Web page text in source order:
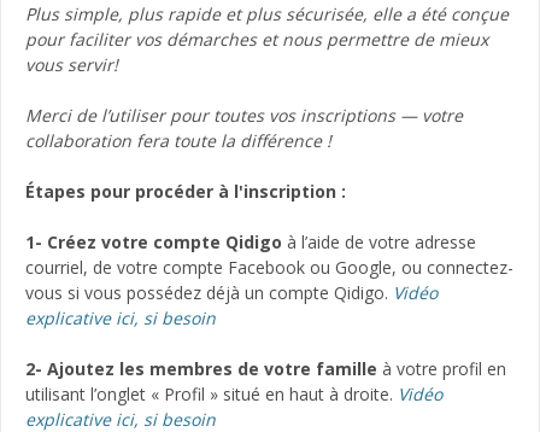
Plus simple, plus rapide et plus sécurisée, elle a été conçue
pour faciliter vos démarches et nous permettre de mieux
vous servir!
Merci de l’utiliser pour toutes vos inscriptions — votre
collaboration fera toute la différence !
Étapes pour procéder à l'inscription :
1- Créez votre compte Qidigo à l’aide de votre adresse
courriel, de votre compte Facebook ou Google, ou connectez-
vous si vous possédez déjà un compte Qidigo. Vidéo
explicative ici, si besoin
2- Ajoutez les membres de votre famille à votre profil en
utilisant l’onglet « Profil » situé en haut à droite. Vidéo
explicative ici, si besoin